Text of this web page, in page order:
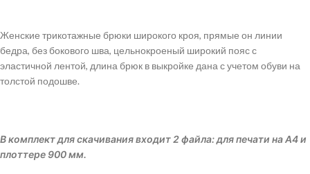
Женские трикотажные брюки широкого кроя, прямые он линии
бедра, без бокового шва, цельнокроеный широкий пояс с
эластичной лентой, длина брюк в выкройке дана с учетом обуви на
толстой подошве.
В комплект для скачивания входит 2 файла: для печати на А4 и
плоттере 900 мм.